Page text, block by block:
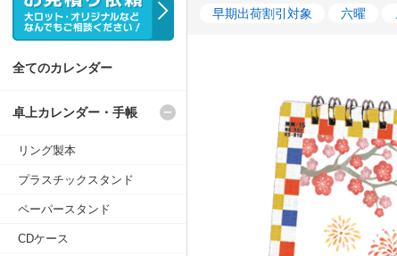
早期出荷割引対象 六曜
全てのカレンダー
卓上カレンダー・手帳
リング製本
プラスチックスタンド
ペーパースタンド
CDケース